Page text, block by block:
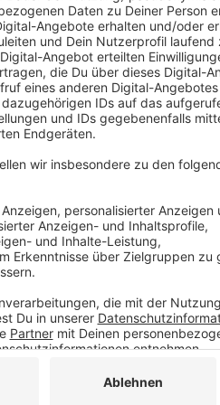
Wer in den letzten Tagen
Mittwoch (16. Oktober 2019) zum
"Taschengeld", pro Kilogram
werden (je 0,20 Euro/Kilo). Die
Abgabestelle ein. Später werden
Futter trocken anzuliefern -
Aktion vor einigen Wochen
zusammen gekommen.
Weitere Informationen:
https://www.duesseldorf.de/